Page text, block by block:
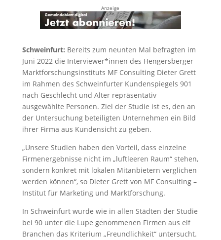
Anzeige
Schweinfurt: Bereits zum neunten Mal befragten im
Juni 2022 die Interviewer*innen des Hengersberger
Marktforschungsinstituts MF Consulting Dieter Grett
im Rahmen des Schweinfurter Kundenspiegels 901
nach Geschlecht und Alter repräsentativ
ausgewählte Personen. Ziel der Studie ist es, den an
der Untersuchung beteiligten Unternehmen ein Bild
ihrer Firma aus Kundensicht zu geben.
„Unsere Studien haben den Vorteil, dass einzelne
Firmenergebnisse nicht im „luftleeren Raum“ stehen,
sondern konkret mit lokalen Mitanbietern verglichen
werden können“, so Dieter Grett von MF Consulting –
Institut für Marketing und Marktforschung.
In Schweinfurt wurde wie in allen Städten der Studie
bei 90 unter die Lupe genommenen Firmen aus elf
Branchen das Kriterium „Freundlichkeit“ untersucht.